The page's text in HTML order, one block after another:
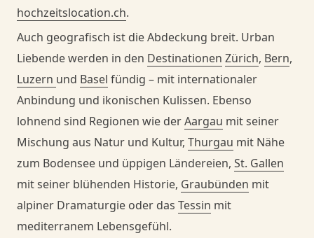
hochzeitslocation.ch.
Auch geografisch ist die Abdeckung breit. Urban
Liebende werden in den Destinationen Zürich, Bern,
Luzern und Basel fündig – mit internationaler
Anbindung und ikonischen Kulissen. Ebenso
lohnend sind Regionen wie derAargau mit seiner
Mischung aus Natur und Kultur, Thurgau mit Nähe
zum Bodensee und üppigen Ländereien, St. Gallen
mit seiner blühenden Historie, Graubünden mit
alpiner Dramaturgie oder das Tessin mit
mediterranem Lebensgefühl.